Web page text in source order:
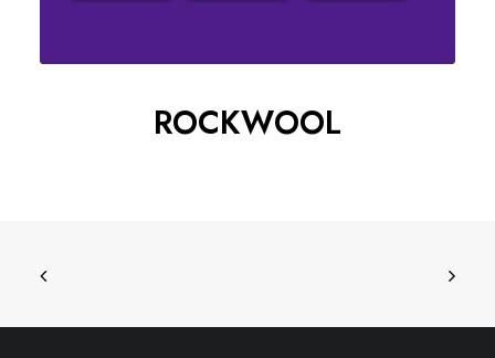
ROCKWOOL